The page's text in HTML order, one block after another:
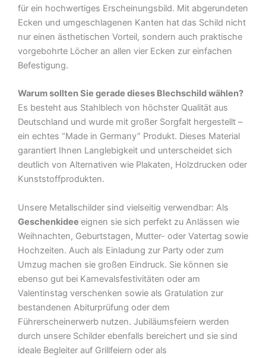
für ein hochwertiges Erscheinungsbild. Mit abgerundeten
Ecken und umgeschlagenen Kanten hat das Schild nicht
nur einen ästhetischen Vorteil, sondern auch praktische
vorgebohrte Löcher an allen vier Ecken zur einfachen
Befestigung.
Warum sollten Sie gerade dieses Blechschild wählen?
Es besteht aus Stahlblech von höchster Qualität aus
Deutschland und wurde mit großer Sorgfalt hergestellt –
ein echtes “Made in Germany” Produkt. Dieses Material
garantiert Ihnen Langlebigkeit und unterscheidet sich
deutlich von Alternativen wie Plakaten, Holzdrucken oder
Kunststoffprodukten.
Unsere Metallschilder sind vielseitig verwendbar: Als
Geschenkidee eignen sie sich perfekt zu Anlässen wie
Weihnachten, Geburtstagen, Mutter- oder Vatertag sowie
Hochzeiten. Auch als Einladung zur Party oder zum
Umzug machen sie großen Eindruck. Sie können sie
ebenso gut bei Karnevalsfestivitäten oder am
Valentinstag verschenken sowie als Gratulation zur
bestandenen Abiturprüfung oder dem
Führerscheinerwerb nutzen. Jubiläumsfeiern werden
durch unsere Schilder ebenfalls bereichert und sie sind
ideale Begleiter auf Grillfeiern oder als